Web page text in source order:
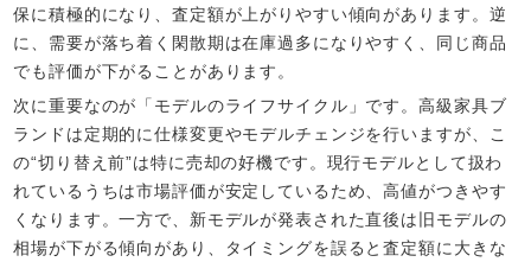
保に積極的になり、査定額が上がりやすい傾向があります。逆
に、需要が落ち着く閑散期は在庫過多になりやすく、同じ商品
でも評価が下がることがあります。
次に重要なのが「モデルのライフサイクル」です。高級家具ブ
ランドは定期的に仕様変更やモデルチェンジを行いますが、こ
の“切り替え前”は特に売却の好機です。現行モデルとして扱わ
れているうちは市場評価が安定しているため、高値がつきやす
くなります。一方で、新モデルが発表された直後は旧モデルの
相場が下がる傾向があり、タイミングを誤ると査定額に大きな